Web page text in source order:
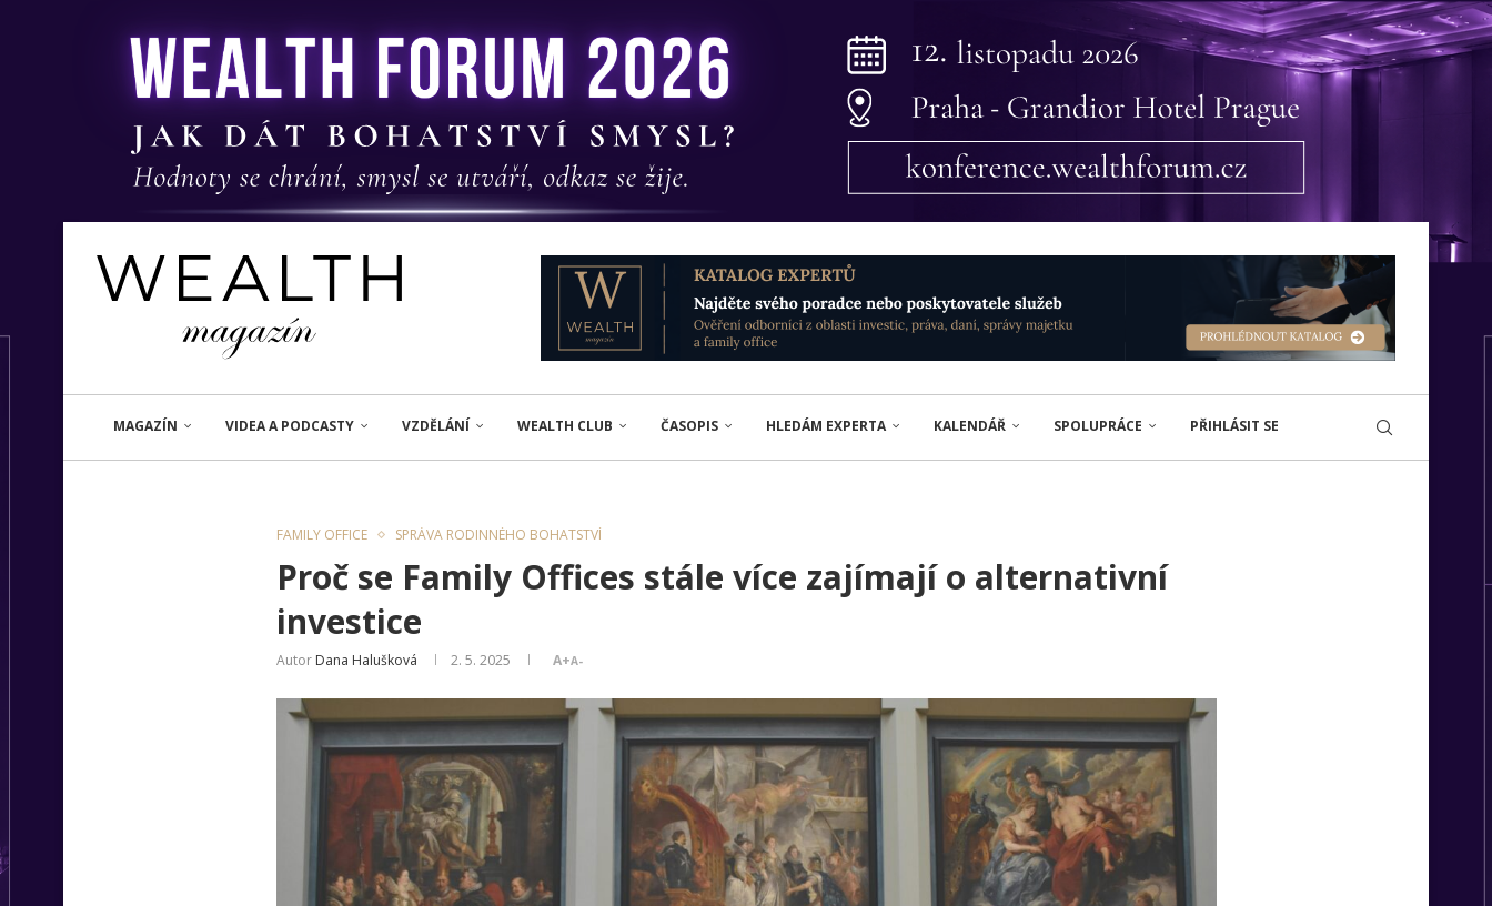
MAGAZÍN VIDEA A PODCASTY VZDĚLÁNÍ WEALTH CLUB ČASOPIS HLEDÁM EXPERTA KALENDÁŘ SPOLUPRÁCE PŘIHLÁSIT SE
FAMILY OFFICE SPRÁVA RODINNÉHO BOHATSTVÍ
Proč se Family Offices stále více zajímají o alternativní
investice
Autor Dana Halušková 2. 5. 2025 A+A-